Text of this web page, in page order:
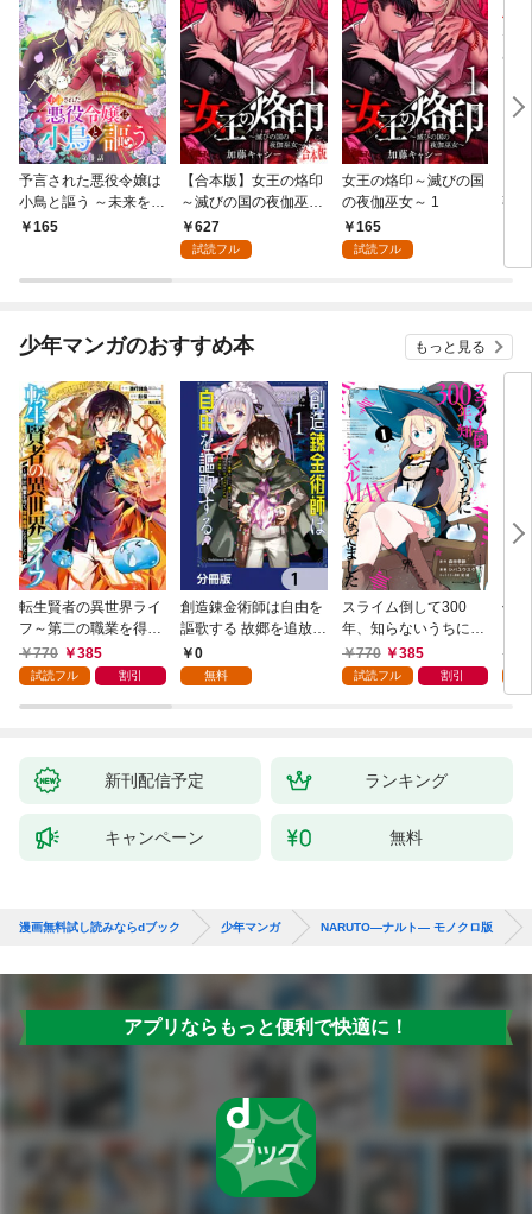
予言された悪役令嬢は
小鳥と謳う ～未来を知
る専属執事に「君を救
165
【合本版】女王の烙印
～滅びの国の夜伽巫女
～ 1627
試読フル
女王の烙印～滅びの国
の夜伽巫女～ 1
165
試読フル
熟
少年マンガのおすすめ本 もっと見る
転生賢者の異世界ライ
フ～第二の職業を得
て、世界最強になりま
した～ 1巻
770 385
試読フル 割引
創造錬金術師は自由を
謳歌する 故郷を追放さ
れたら、魔王のお膝元
で超絶効果のマジック
0
無料
スライム倒して300
年、知らないうちにレ
ベルMAXになってまし
た 1巻
770 385
試読フル 割引
信
新刊配信予定 ランキング
キャンペーン 無料
漫画無料試し読みならdブック 少年マンガ NARUTO―ナルト― モノクロ版
アプリならもっと便利で快適に！